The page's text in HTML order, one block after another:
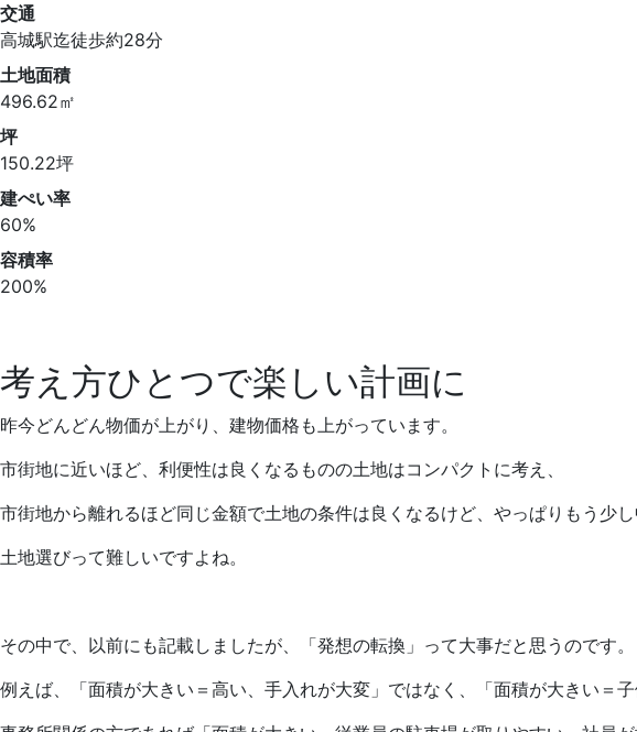
交通
高城駅迄徒歩約28分
土地面積
496.62㎡
坪
150.22坪
建ぺい率
60%
容積率
200%
考え方ひとつで楽しい計画に
昨今どんどん物価が上がり、建物価格も上がっています。
市街地に近いほど、利便性は良くなるものの土地はコンパクトに考え、
市街地から離れるほど同じ金額で土地の条件は良くなるけど、やっぱりもう少し
土地選びって難しいですよね。
その中で、以前にも記載しましたが、「発想の転換」って大事だと思うのです。
例えば、「面積が大きい＝高い、手入れが大変」ではなく、「面積が大きい＝